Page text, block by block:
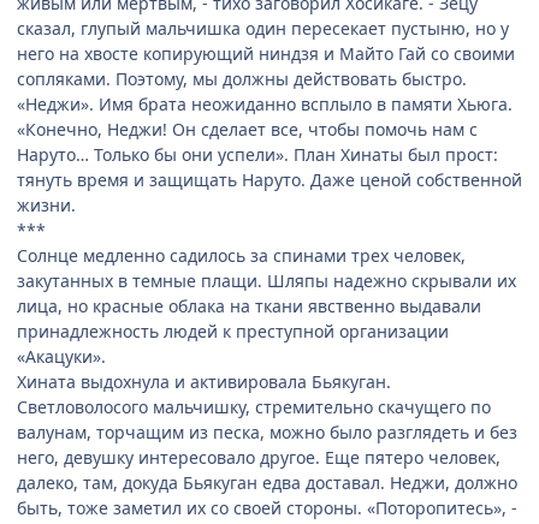
сказал, глупый мальчишка один пересекает пустыню, но у
него на хвосте копирующий ниндзя и Майто Гай со своими
сопляками. Поэтому, мы должны действовать быстро.
«Неджи». Имя брата неожиданно всплыло в памяти Хьюга.
«Конечно, Неджи! Он сделает все, чтобы помочь нам с
Наруто… Только бы они успели». План Хинаты был прост:
тянуть время и защищать Наруто. Даже ценой собственной
жизни.
***
Солнце медленно садилось за спинами трех человек,
закутанных в темные плащи. Шляпы надежно скрывали их
лица, но красные облака на ткани явственно выдавали
принадлежность людей к преступной организации
«Акацуки».
Хината выдохнула и активировала Бьякуган.
Светловолосого мальчишку, стремительно скачущего по
валунам, торчащим из песка, можно было разглядеть и без
него, девушку интересовало другое. Еще пятеро человек,
далеко, там, докуда Бьякуган едва доставал. Неджи, должно
быть, тоже заметил их со своей стороны. «Поторопитесь», -